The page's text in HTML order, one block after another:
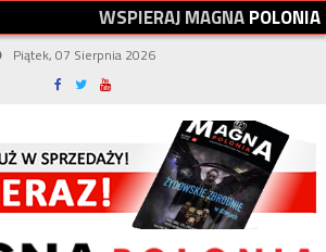
WSPIERAJMAGNAPOLONIA
Piątek, 07 Sierpnia 2026